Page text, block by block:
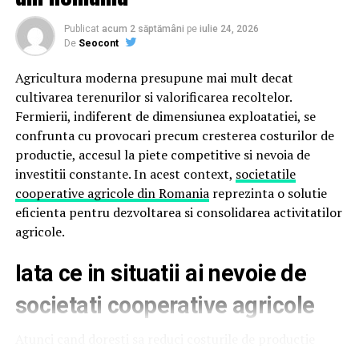
Servicii indexate: consultații cardiologice, ecografie
cardiacă și carotidiană, EKG, Holter tensiune și EKG
(24h-7 zile), pulsoximetrie, referate medicale;
Site-ul servește ca ghid esențial pentru pacienții care
caută servicii cardiologice în București, oferind acces
rapid la informații actualizate despre locații, tarife și
specialiști. Ideal pentru persoane cu afecțiuni
cardiovasculare sau care necesită investigații
cardiologice preventive.
ARTICOLE PE ACEIASI TEMA:
CABINETE CARDIOLOGIE
CARDIOLOGIE BUCUREȘTI
EKG BUCUREȘTI
HOLTER EKG SPITALE CARDIOLOGIE
URMATORUL
Importanța mentenanței și optimizării SEO în PrestaShop
Publicat acum 2 săptămâni pe iulie 24, 2026
De Seocont
Agricultura moderna presupune mai mult decat
cultivarea terenurilor si valorificarea recoltelor.
Fermierii, indiferent de dimensiunea exploatatiei, se
confrunta cu provocari precum cresterea costurilor de
productie, accesul la piete competitive si nevoia de
investitii constante. In acest context, societatile
cooperative agricole din Romaniareprezinta o solutie
eficienta pentru dezvoltarea si consolidarea activitatilor
agricole.
Iata ce in situatii ai nevoie de
societati cooperative agricole